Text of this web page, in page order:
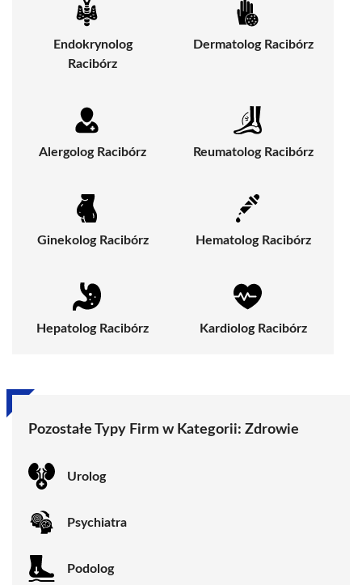
Endokrynolog
Racibórz
Dermatolog Racibórz
Alergolog Racibórz Reumatolog Racibórz
Ginekolog Racibórz Hematolog Racibórz
Hepatolog Racibórz Kardiolog Racibórz
Pozostałe Typy Firm w Kategorii: Zdrowie
Urolog
Psychiatra
Podolog